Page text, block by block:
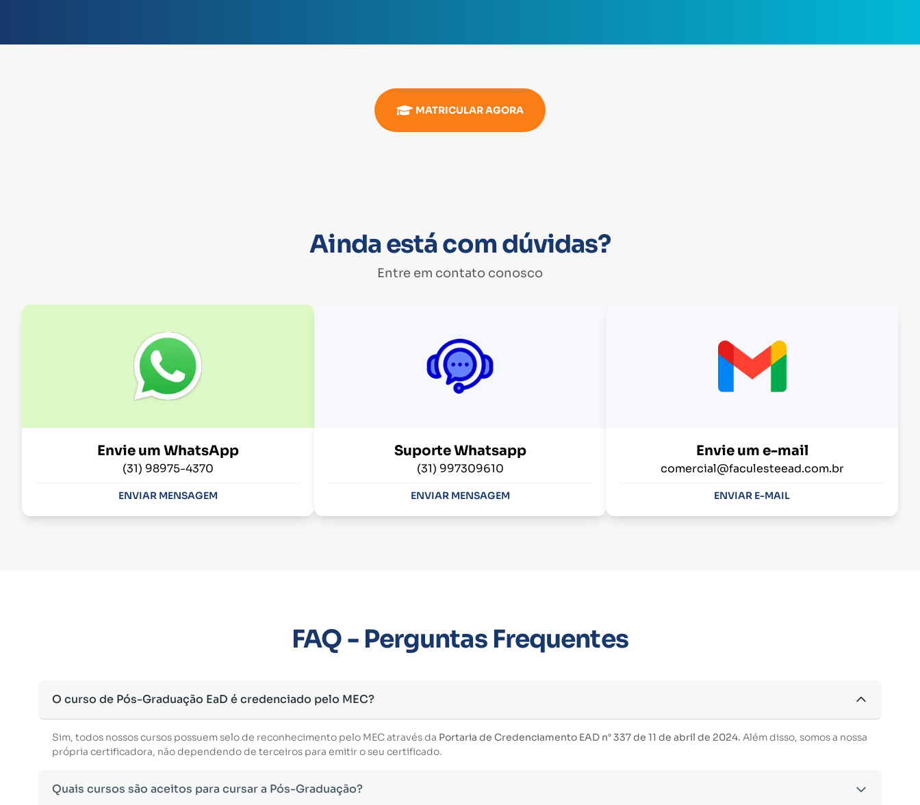
MATRICULAR AGORA
Ainda está com dúvidas?
Entre em contato conosco
Envie um WhatsApp
(31) 98975-4370
ENVIAR MENSAGEM
Suporte Whatsapp
(31) 997309610
ENVIAR MENSAGEM
Envie um e-mail
comercial@faculesteead.com.br
ENVIAR E-MAIL
FAQ - Perguntas Frequentes
O curso de Pós-Graduação EaD é credenciado pelo MEC?
Sim, todos nossos cursos possuem selo de reconhecimento pelo MEC através da Portaria de Credenciamento EAD n° 337 de 11 de abril de 2024. Além disso, somos a nossa
própria certificadora, não dependendo de terceiros para emitir o seu certificado.
Quais cursos são aceitos para cursar a Pós-Graduação?